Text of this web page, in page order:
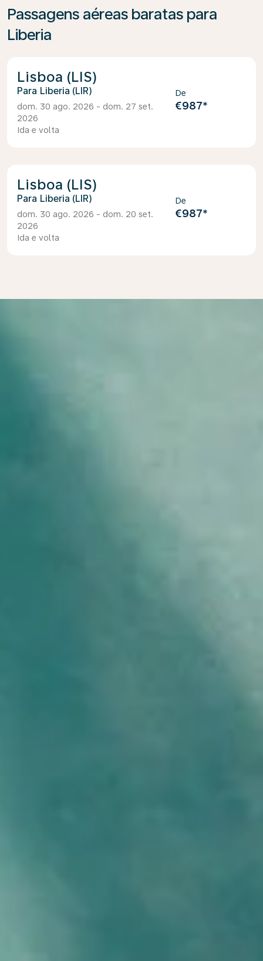
Passagens aéreas baratas para
Liberia
Lisboa (LIS)
Liberia (LIR)
dom. 30 ago. 2026 - dom. 27 set.
2026
Ida e volta
De
€987*
Lisboa (LIS)
Liberia (LIR)
dom. 30 ago. 2026 - dom. 20 set.
2026
Ida e volta
De
€987*